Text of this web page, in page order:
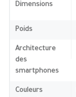
Dimensions
Poids
Architecture
des
smartphones
Couleurs